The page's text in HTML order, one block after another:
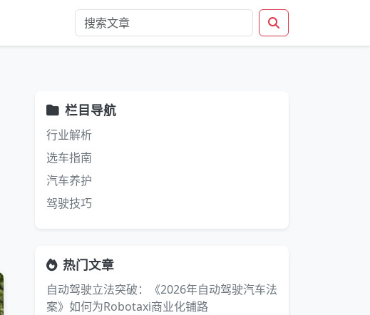
栏目导航
行业解析
选车指南
汽车养护
驾驶技巧
热门文章
自动驾驶立法突破：《2026年自动驾驶汽车法
案》如何为Robotaxi商业化铺路